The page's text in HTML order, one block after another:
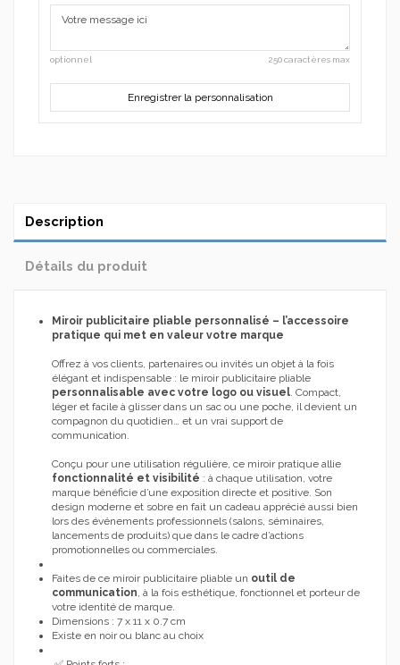
optionnel 250 caractères max
Enregistrer la personnalisation
Description
Détails du produit
Miroir publicitaire pliable personnalisé – l’accessoire
pratique qui met en valeur votre marque
Offrez à vos clients, partenaires ou invités un objet à la fois
élégant et indispensable : le miroir publicitaire pliable
personnalisable avec votre logo ou visuel . Compact,
léger et facile à glisser dans un sac ou une poche, il devient un
compagnon du quotidien… et un vrai support de
communication.
Conçu pour une utilisation régulière, ce miroir pratique allie
fonctionnalité et visibilité : à chaque utilisation, votre
marque bénéficie d’une exposition directe et positive. Son
design moderne et sobre en fait un cadeau apprécié aussi bien
lors des événements professionnels (salons, séminaires,
lancements de produits) que dans le cadre d’actions
promotionnelles ou commerciales.
Faites de ce miroir publicitaire pliable un outil de
communication , à la fois esthétique, fonctionnel et porteur de
votre identité de marque.
Dimensions : 7 x 11 x 0.7 cm
Existe en noir ou blanc au choix